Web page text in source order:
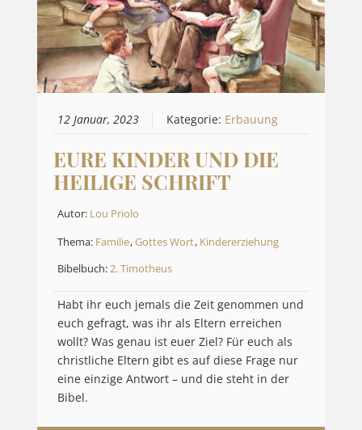
12 Januar, 2023 Kategorie: Erbauung
EURE KINDER UND DIE
HEILIGE SCHRIFT
Autor: Lou Priolo
Thema: Familie,Gottes Wort, Kindererziehung
Bibelbuch:2. Timotheus
Habt ihr euch jemals die Zeit genommen und
euch gefragt, was ihr als Eltern erreichen
wollt? Was genau ist euer Ziel? Für euch als
christliche Eltern gibt es auf diese Frage nur
eine einzige Antwort – und die steht in der
Bibel.